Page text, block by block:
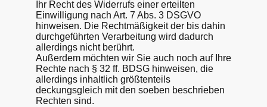
Ihr Recht des Widerrufs einer erteilten
Einwilligung nach Art. 7 Abs. 3 DSGVO
hinweisen. Die Rechtmäßigkeit der bis dahin
durchgeführten Verarbeitung wird dadurch
allerdings nicht berührt.
Außerdem möchten wir Sie auch noch auf Ihre
Rechte nach § 32 ff. BDSG hinweisen, die
allerdings inhaltlich größtenteils
deckungsgleich mit den soeben beschrieben
Rechten sind.